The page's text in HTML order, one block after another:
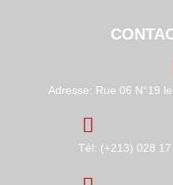
Adresse: Rue 06 N°19
Tél: (+213) 028